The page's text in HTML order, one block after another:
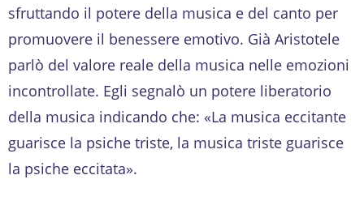
sfruttando il potere della musica e del canto per
promuovere il benessere emotivo. Già Aristotele
parlò del valore reale della musica nelle emozioni
incontrollate. Egli segnalò un potere liberatorio
della musica indicando che: «La musica eccitante
guarisce la psiche triste, la musica triste guarisce
la psiche eccitata».